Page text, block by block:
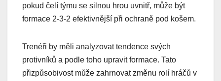
pokud čelí týmu se silnou hrou uvnitř, může být
formace 2-3-2 efektivnější při ochraně pod košem.
Trenéři by měli analyzovat tendence svých
protivníků a podle toho upravit formace. Tato
přizpůsobivost může zahrnovat změnu rolí hráčů v